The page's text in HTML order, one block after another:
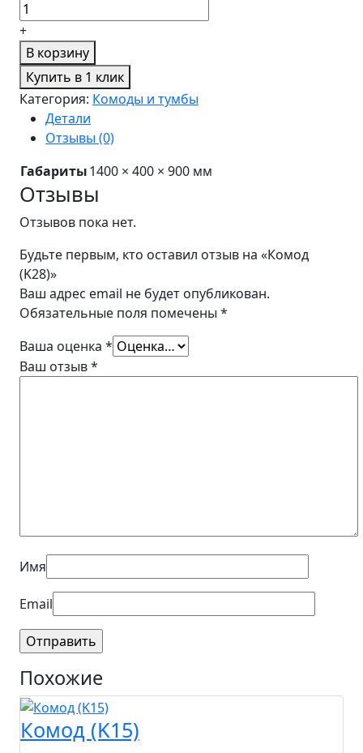
+
В корзину
Купить в 1 клик
Категория: Комоды и тумбы
Детали
Отзывы (0)
Габариты1400 × 400 × 900 мм
Отзывы
Отзывов пока нет.
Будьте первым, кто оставил отзыв на «Комод
(K28)»
Ваш адрес email не будет опубликован.
Обязательные поля помечены *
Ваша оценка *
Ваш отзыв*
Имя
Email
Похожие
Комод (K15)